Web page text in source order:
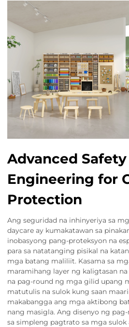
Advanced Safety
Engineering for
Protection
Ang seguridad na inhinyeriya sa
daycare ay kumakatawan sa
inobasyong pang-proteksyon na
para sa natatanging pisikal na
mga batang maliliit. Kasama sa
maramihang layer ng kaligtasan
na pag-round ng mga gilid upang
matutulis na sulok kung saan
makabangga ang mga aktibong
nang masigla. Ang disenyo ng
sa simpleng pagtrato sa mga sulok